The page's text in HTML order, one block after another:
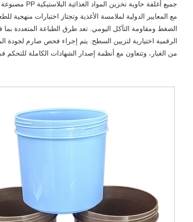
مع المعايير الدولية لملامسة الأغذية وتجتاز اختبارات منهجية
الرقمية اختيارية لتزيين السطح. يتم إجراء فحص صارم لجودة
من الغبار، وتتعاون مع أنظمة إصدار الشهادات الكاملة للتحكم